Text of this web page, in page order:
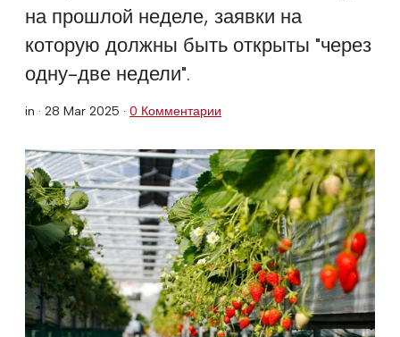
на прошлой неделе, заявки на
которую должны быть открыты "через
одну-две недели".
in · 28 Mar 2025 · 0 Комментарии